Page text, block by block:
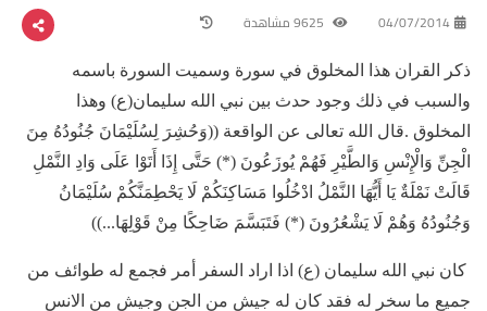
04/07/2014
ذكر القران هذا المخلوق في سورة وسميت السورة باسمه
والسبب في ذلك وجود حدث بين نبي الله سليمان(ع) وهذا
المخلوق .قال الله تعالى عن الواقعة ((وَحُشِرَ لِسُلَيْمَانَ جُنُودُهُ مِنَ
الْجِنِّ وَالْإِنْسِ وَالطَّيْرِ فَهُمْ يُوزَعُونَ (*) حَتَّى إِذَا أَتَوْا عَلَى وَادِ النَّمْلِ
قَالَتْ نَمْلَةٌ يَا أَيُّهَا النَّمْلُ ادْخُلُوا مَسَاكِنَكُمْ لَا يَحْطِمَنَّكُمْ سُلَيْمَانُ
وَجُنُودُهُ وَهُمْ لَا يَشْعُرُونَ (*) فَتَبَسَّمَ ضَاحِكًا مِنْ قَوْلِهَا...))
كان نبي الله سليمان (ع) اذا اراد السفر أمر فجمع له طوائف من
جميع ما سخر له فقد كان له جيش من الجن وجيش من الانس